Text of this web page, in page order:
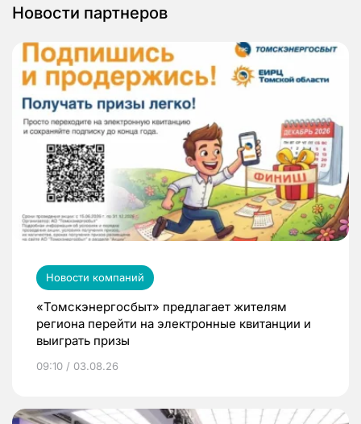
Новости партнеров
Новости компаний
«Томскэнергосбыт» предлагает жителям
региона перейти на электронные квитанции и
выиграть призы
09:10 / 03.08.26